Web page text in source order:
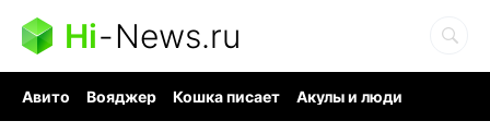
Hi-News.ru
Авито Вояджер Кошка писает
Акулы и люди